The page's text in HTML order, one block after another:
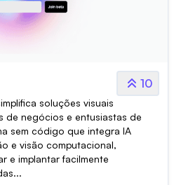
10
soluções visuais
de negócios e entusiastas de
sem código que integra IA
e visão computacional,
e implantar facilmente